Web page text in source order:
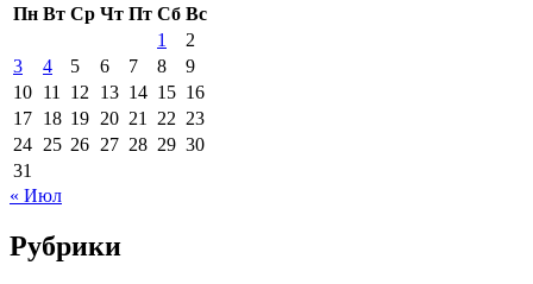
Пн Вт Ср Чт Пт Сб Вс
1
2
3
4 5 6 7 8
9
10 11 12 13 14 15 16
17 18 19 20 21 22 23
24 25 26 27 28 29 30
31
« Июл
Рубрики